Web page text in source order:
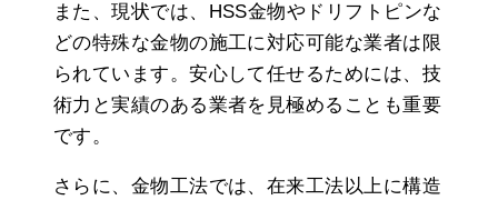
また、現状では、HSS金物やドリフトピンな
どの特殊な金物の施工に対応可能な業者は限
られています。安心して任せるためには、技
術力と実績のある業者を見極めることも重要
です。
さらに、金物工法では、在来工法以上に構造